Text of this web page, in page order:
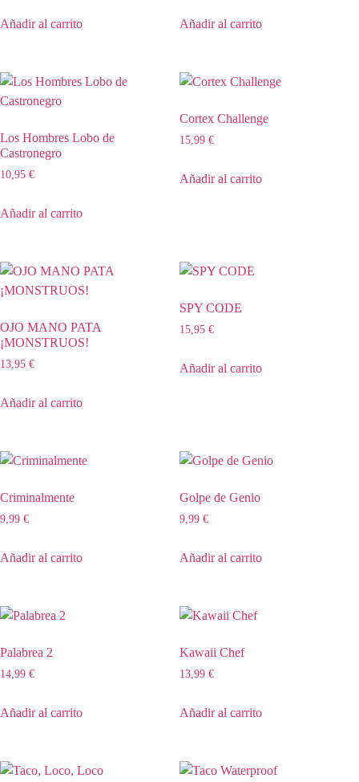
Añadir al carrito Añadir al carrito
Los Hombres Lobo de
Castronegro
10,95 €
Añadir al carrito
Cortex Challenge
15,99 €
Añadir al carrito
OJO MANO PATA
¡MONSTRUOS!
13,95 €
Añadir al carrito
SPY CODE
15,95 €
Añadir al carrito
Criminalmente
9,99 €
Añadir al carrito
Golpe de Genio
9,99 €
Añadir al carrito
Palabrea 2
14,99 €
Añadir al carrito
Kawaii Chef
13,99 €
Añadir al carrito